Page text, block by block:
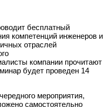
бесплатный
компетенций инженеров и
отраслей
компании прочитают
будет проведен 14
мероприятия,
самостоятельно